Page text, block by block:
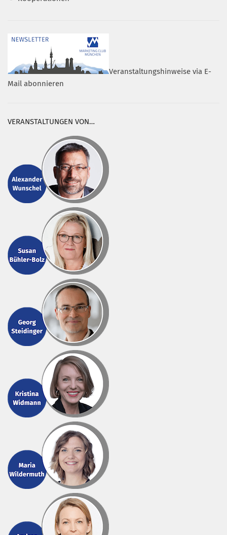
Veranstaltungshinweise via E-
Mail abonnieren
VERANSTALTUNGEN VON…